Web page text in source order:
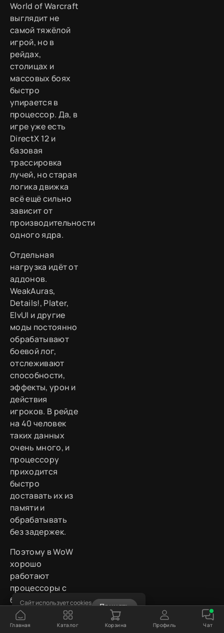
World of Warcraft
выглядит не
самой тяжёлой
игрой, но в
рейдах,
столицах и
массовых боях
быстро
упирается в
процессор. Да, в
игре уже есть
DirectX 12 и
базовая
трассировка
лучей, но старая
логика движка
всё ещё сильно
зависит от
производительности
одного ядра.
Отдельная
нагрузка идёт от
аддонов.
WeakAuras,
Details!, Plater,
ElvUI и другие
моды постоянно
обрабатывают
боевой лог,
отслеживают
способности,
эффекты, урон и
действия
игроков. В рейде
на 40 человек
таких данных
очень много, и
процессору
приходится
быстро
доставать их из
памяти и
обрабатывать
без задержек.
Поэтому в WoW
хорошо
работают
процессоры с
большим кэшем,
особенно
модели AMD X3D.
Главная Каталог Корзина Профиль Чат
Сайт использует cookies
Узнать подробнее
Принять